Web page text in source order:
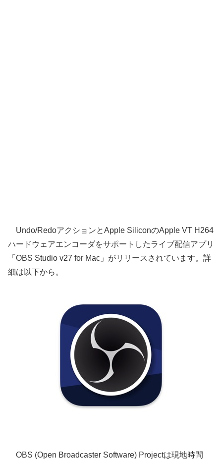
Undo/RedoアクションとApple SiliconのApple VT H264
ハードウェアエンコーダをサポートしたライブ配信アプリ
「OBS Studio v27 for Mac」がリリースされています。詳
細は以下から。
OBS (Open Broadcaster Software) Projectは現地時間